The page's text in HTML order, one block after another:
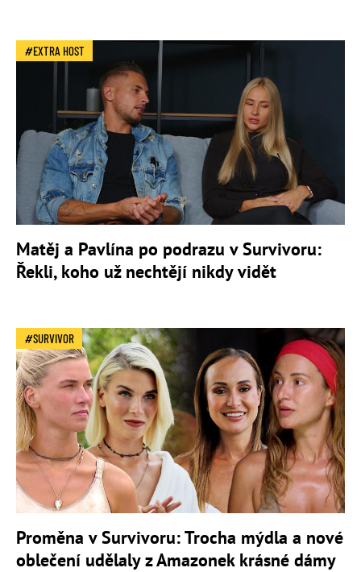
EXTRA HOST
Matěj a Pavlína po podrazu v Survivoru:
Řekli, koho už nechtějí nikdy vidět
SURVIVOR
Proměna v Survivoru: Trocha mýdla a nové
oblečení udělaly z Amazonek krásné dámy